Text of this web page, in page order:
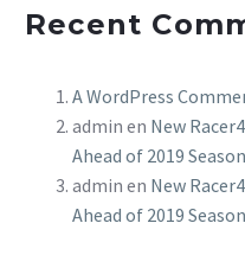
Recent
A WordPress
admin en New
Ahead of 2019
admin en New
Ahead of 2019